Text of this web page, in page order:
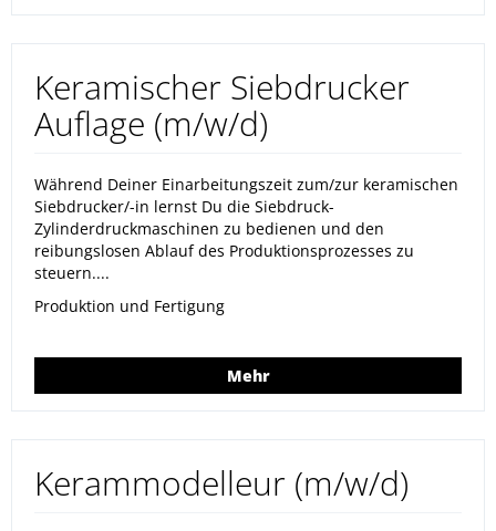
Keramischer Siebdrucker
Auflage (m/w/d)
Während Deiner Einarbeitungszeit zum/zur keramischen
Siebdrucker/-in lernst Du die Siebdruck-
Zylinderdruckmaschinen zu bedienen und den
reibungslosen Ablauf des Produktionsprozesses zu
steuern....
Produktion und Fertigung
Mehr
Kerammodelleur (m/w/d)